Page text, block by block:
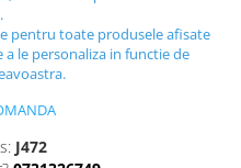
pentru toate produsele afisate
le personaliza in functie de
J472